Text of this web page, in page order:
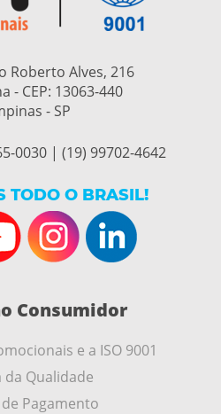
Roberto Alves, 216
- CEP: 13063-440
- SP
0030 | (19) 99702-4642
TODO O BRASIL!
Consumidor
e a ISO 9001
da Qualidade
Pagamento